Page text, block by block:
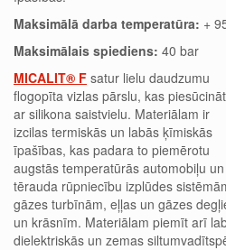
Maksimālā darba temperatūra: +
Maksimālais spiediens: 40 bar
MICALIT® F satur lielu daudzumu
flogopīta vizlas pārslu, kas
ar silikona saistvielu. Materiālam ir
izcilas termiskās un labās ķīmiskās
īpašības, kas padara to piemērotu
augstās temperatūrās automobiļu un
tērauda rūpniecību izplūdes
gāzes turbīnām, eļļas un gāzes
un krāsnīm. Materiālam piemīt arī
dielektriskās un zemas